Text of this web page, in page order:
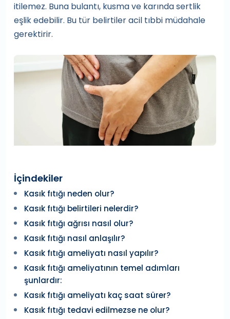
itilemez. Buna bulantı, kusma ve karında sertlik
eşlik edebilir. Bu tür belirtiler acil tıbbi müdahale
gerektirir.
İçindekiler
Kasık fıtığı neden olur?
Kasık fıtığı belirtileri nelerdir?
Kasık fıtığı ağrısı nasıl olur?
Kasık fıtığı nasıl anlaşılır?
Kasık fıtığı ameliyatı nasıl yapılır?
Kasık fıtığı ameliyatının temel adımları
şunlardır:
Kasık fıtığı ameliyatı kaç saat sürer?
Kasık fıtığı tedavi edilmezse ne olur?